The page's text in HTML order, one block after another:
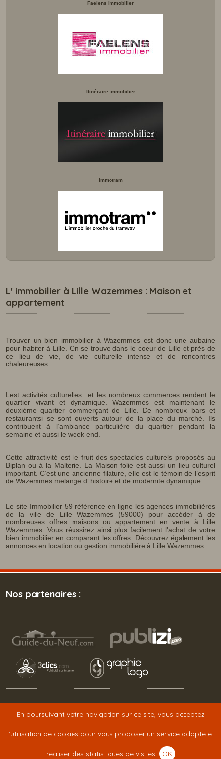
En poursuivant votre navigation sur ce site, vous acceptez
l'utilisation de cookies pour vous proposer un service adapté et
réaliser des statistiques de visites OK
Faelens Immobilier
Itinéraire immobilier
Immotram
L' immobilier à Lille Wazemmes : Maison et
appartement
Trouver un bien immobilier à Wazemmes est donc une aubaine
pour habiter à Lille. On se trouve dans le coeur de Lille et près de
ce lieu de vie, de vie culturelle intense et de rencontres
chaleureuses.
Lest activités culturelles et les nombreux commerces rendent le
quartier vivant et dynamique. Wazemmes est maintenant le
deuxième quartier commerçant de Lille. De nombreux bars et
restaurantsi se sont ouverts autour de la place du marché. Ils
contribuent à l’ambiance particulière du quartier pendant la
semaine et aussi le week end.
Cette attractivité est le fruit des spectacles culturels proposés au
Biplan ou à la Malterie. La Maison folie est aussi un lieu culturel
important. C’est une ancienne filature, elle est le témoin de l’esprit
de Wazemmes mélange d’ histoire et de modernité dynamique.
Le site Immobilier 59 référence en ligne les agences immobilières
de la ville de Lille Wazemmes (59000) pour accéder à de
nombreuses offres maisons ou appartement en vente à Lille
Wazemmes. Vous réussirez ainsi plus facilement l'achat de votre
bien immobilier en comparant les offres. Découvrez également les
annonces en location ou gestion immobiliére à Lille Wazemmes.
Nos partenaires :
Nos partenaires